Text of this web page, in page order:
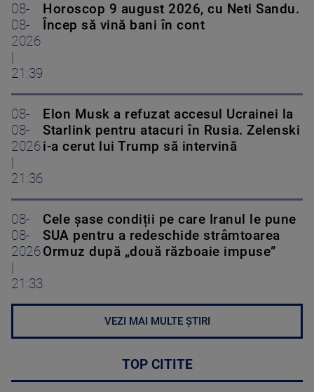
08-
08-
2026
|
21:39
Horoscop 9 august 2026, cu Neti Sandu.
Încep să vină bani în cont
08-
08-
2026
|
21:36
Elon Musk a refuzat accesul Ucrainei la
Starlink pentru atacuri în Rusia. Zelenski
i-a cerut lui Trump să intervină
08-
08-
2026
|
21:33
Cele șase condiții pe care Iranul le pune
SUA pentru a redeschide strâmtoarea
Ormuz după „două războaie impuse”
VEZI MAI MULTE ȘTIRI
TOP CITITE